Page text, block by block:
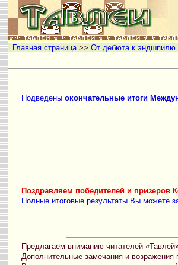
Главная страница>>От дебюта к эндшпилю
Подведеныокончательные итоги
Поздравляем победителей и призеров
Полные итоговые результаты Вы можете
Предлагаем вниманию читателей
Дополнительные замечания и возражения